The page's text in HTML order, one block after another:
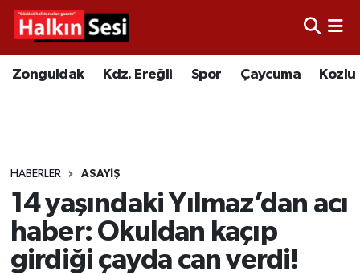
Zonguldak Kdz. Ereğli Spor Çaycuma Kozlu
HABERLER ASAYIŞ
14 yaşındaki Yılmaz’dan acı
haber: Okuldan kaçıp
girdiği çayda can verdi!
Video
Çaycuma
Alaplı
Asayiş
Merkez Hava Durumu
Süper Lig Puan Durumu ve Fikstür
Tüm Manşetler
Son Dakika Haberleri